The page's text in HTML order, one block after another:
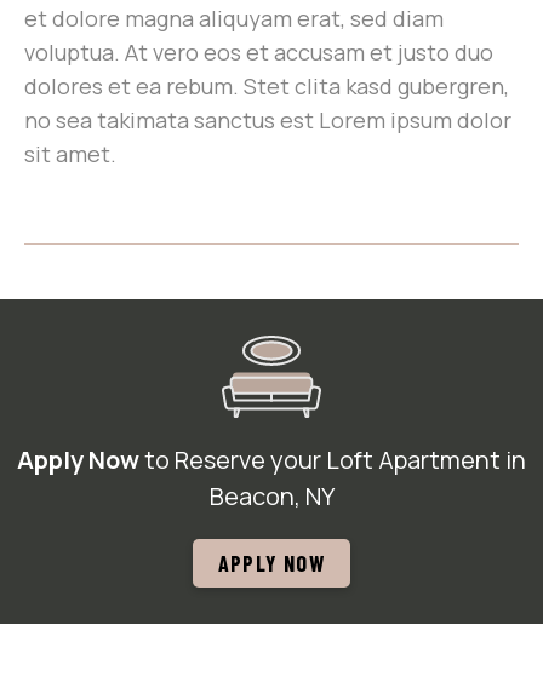
et dolore magna aliquyam erat, sed diam
voluptua. At vero eos et accusam et justo duo
dolores et ea rebum. Stet clita kasd gubergren,
no sea takimata sanctus est Lorem ipsum dolor
sit amet.
Apply Nowto Reserve your Loft Apartment in
Beacon, NY
APPLY NOW